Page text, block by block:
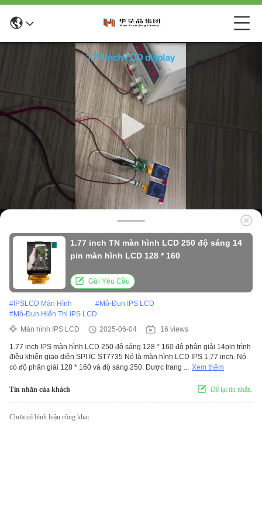
1.77 inch TN màn hình LCD 250 độ sáng 14
pin màn hình LCD 128 * 160
Gửi Yêu Cầu
# IPSLCD Màn Hình #Mô-Đun IPS LCD
#Mô-Đun Hiển Thị IPS LCD
Màn hình IPS LCD
2025-06-04 16 views
1.77 inch IPS màn hình LCD 250 độ sáng 128 * 160 độ phân giải 14pin trình
điều khiển giao diện SPI IC ST7735 Nó là màn hình LCD IPS 1,77 inch. Nó
có độ phân giải 128 * 160 và độ sáng 250. Được trang ... Xem thêm
Tin nhắn của khách Để lại tin nhắn.
Chưa có bình luận công khai